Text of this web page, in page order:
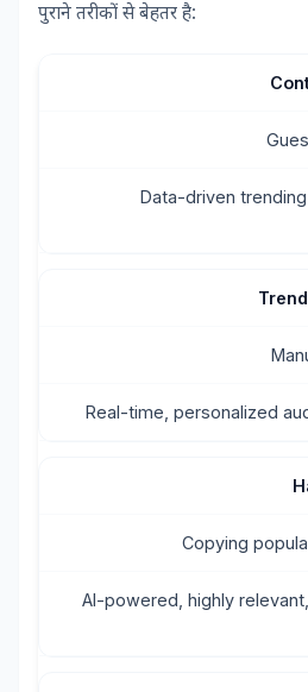
पुराने तरीकों से बेहतर है:
Data-driven
Real-time, personalized
Copying
AI-powered, highly